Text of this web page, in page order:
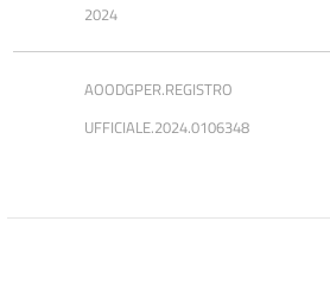
2024
AOODGPER.REGISTRO
UFFICIALE.2024.0106348